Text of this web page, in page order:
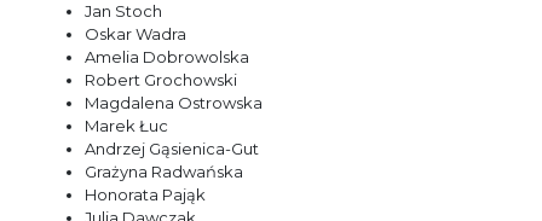
Jan Stoch
Oskar Wadra
Amelia Dobrowolska
Robert Grochowski
Magdalena Ostrowska
Marek Łuc
Andrzej Gąsienica-Gut
Grażyna Radwańska
Honorata Pająk